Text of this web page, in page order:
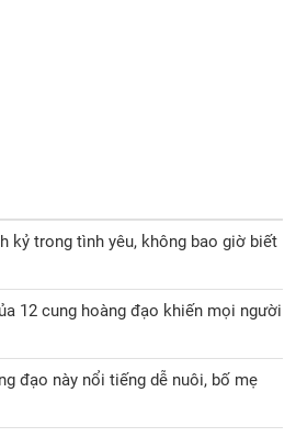
kỷ trong tình yêu, không bao giờ biết
12 cung hoàng đạo khiến mọi người
đạo này nổi tiếng dễ nuôi, bố mẹ